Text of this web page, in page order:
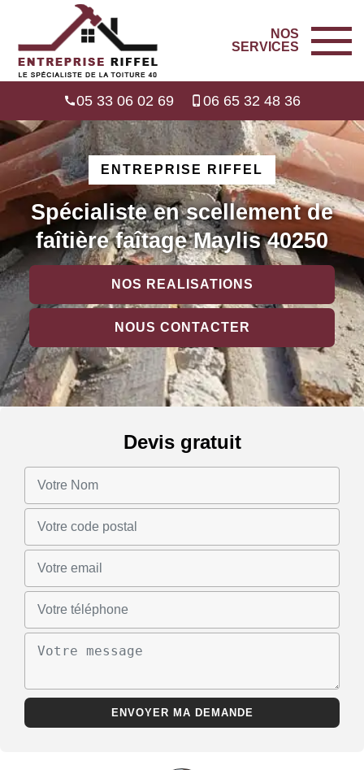
NOS
SERVICES
05 33 06 02 69 06 65 32 48 36
ENTREPRISE RIFFEL
Spécialiste en scellement de
faîtière faîtage Maylis 40250
NOS REALISATIONS
NOUS CONTACTER
Devis gratuit